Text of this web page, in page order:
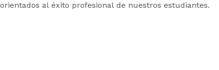
orientados al éxito profesional de nuestros estudiantes.